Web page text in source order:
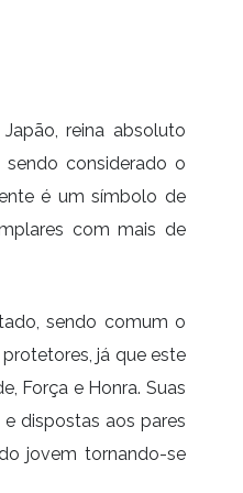
reina absoluto
considerado o
é um símbolo de
com mais de
sendo comum o
já que este
Força e Honra. Suas
dispostas aos pares
jovem tornando-se